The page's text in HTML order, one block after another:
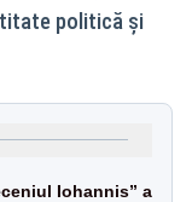
politică și
Iohannis” a